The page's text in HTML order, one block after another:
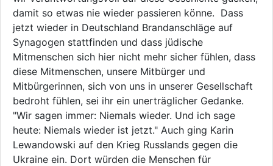
damit so etwas nie wieder passieren könne. Dass
jetzt wieder in Deutschland Brandanschläge auf
Synagogen stattfinden und dass jüdische
Mitmenschen sich hier nicht mehr sicher fühlen, dass
diese Mitmenschen, unsere Mitbürger und
Mitbürgerinnen, sich von uns in unserer Gesellschaft
bedroht fühlen, sei ihr ein unerträglicher Gedanke.
"Wir sagen immer: Niemals wieder. Und ich sage
heute: Niemals wieder ist jetzt." Auch ging Karin
Lewandowski auf den Krieg Russlands gegen die
Ukraine ein. Dort würden die Menschen für